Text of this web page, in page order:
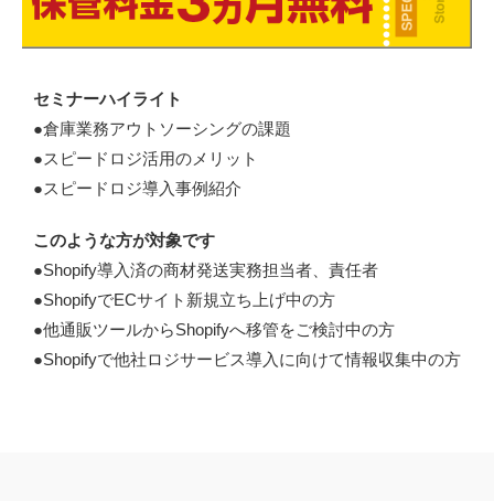
セミナーハイライト
●倉庫業務アウトソーシングの課題
●スピードロジ活用のメリット
●スピードロジ導入事例紹介
このような方が対象です
●Shopify導入済の商材発送実務担当者、責任者
●ShopifyでECサイト新規立ち上げ中の方
●他通販ツールからShopifyへ移管をご検討中の方
●Shopifyで他社ロジサービス導入に向けて情報収集中の方